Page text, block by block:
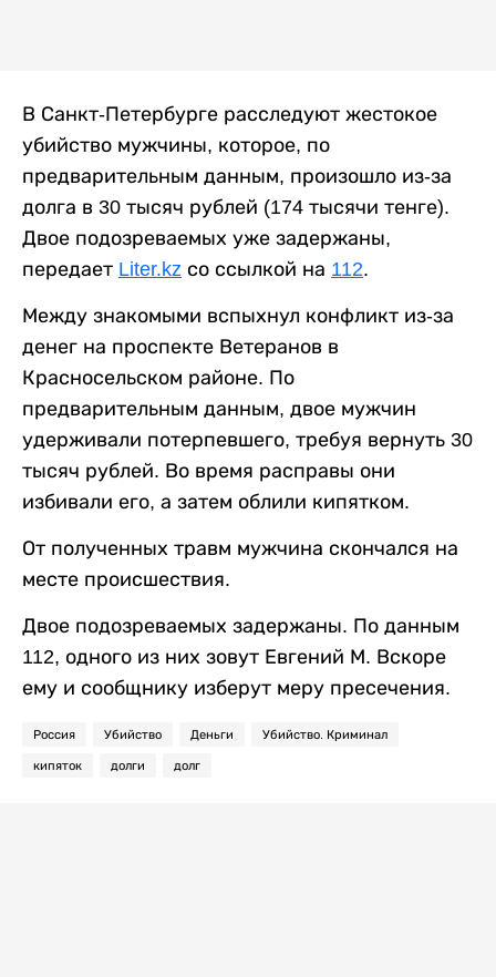
В Санкт-Петербурге расследуют жестокое
убийство мужчины, которое, по
предварительным данным, произошло из-за
долга в 30 тысяч рублей (174 тысячи тенге).
Двое подозреваемых уже задержаны,
передает Liter.kz со ссылкой на 112.
Между знакомыми вспыхнул конфликт из-за
денег на проспекте Ветеранов в
Красносельском районе. По
предварительным данным, двое мужчин
удерживали потерпевшего, требуя вернуть 30
тысяч рублей. Во время расправы они
избивали его, а затем облили кипятком.
От полученных травм мужчина скончался на
месте происшествия.
Двое подозреваемых задержаны. По данным
112, одного из них зовут Евгений М. Вскоре
ему и сообщнику изберут меру пресечения.
Россия Убийство Деньги Убийство. Криминал
кипяток долги долг